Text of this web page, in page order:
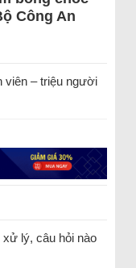
Công An
viên – triệu người
xử lý, câu hỏi nào